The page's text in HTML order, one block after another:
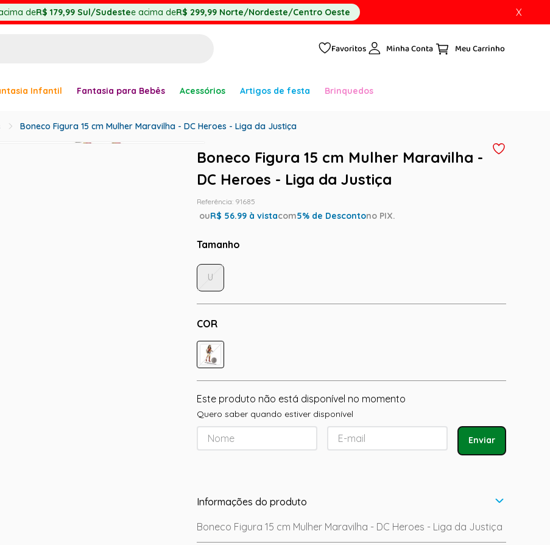
deR$ 179,99 Sul/Sudestee acima deR$ 299,99 Norte/Nordeste/Centro Oeste X
Favoritos Minha Conta
Infantil Fantasia para Bebês Acessórios Artigos de festa Brinquedos
Boneco Figura 15 cm Mulher Maravilha - DC Heroes - Liga da Justiça
Boneco Figura 15 cm Mulher Maravilha -
DC Heroes - Liga da Justiça
Referência: 91685
ouR$ 56.99 à vistacom5% de Descontono PIX.
Tamanho
COR
U
Este produto não está disponível no momento
Quero saber quando estiver disponível
Enviar
Informações do produto
Boneco Figura 15 cm Mulher Maravilha - DC Heroes - Liga da Justiça